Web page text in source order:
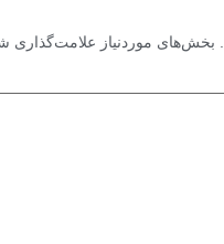
بخش‌های موردنیاز علامت‌گذاری